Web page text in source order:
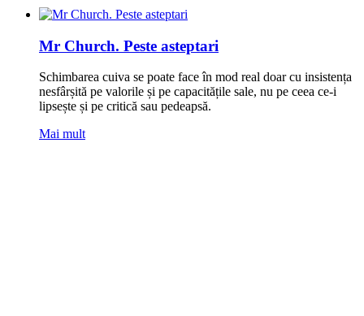
Mr Church. Peste asteptari
Schimbarea cuiva se poate face în mod real doar cu insistența
nesfârșită pe valorile și pe capacitățile sale, nu pe ceea ce-i
lipsește și pe critică sau pedeapsă.
Mai mult